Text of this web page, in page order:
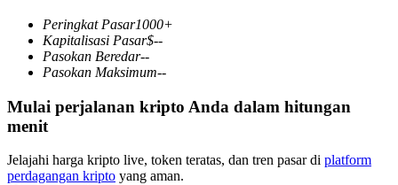
Derivatif saham, forex, logam mulia, dan komoditas
Peringkat Pasar1000+
Kapitalisasi Pasar$--
Pasokan Beredar--
Pasokan Maksimum--
Mulai perjalanan kripto Anda dalam hitungan
menit
Jelajahi harga kripto live, token teratas, dan tren pasar di platform
perdagangan kripto yang aman.